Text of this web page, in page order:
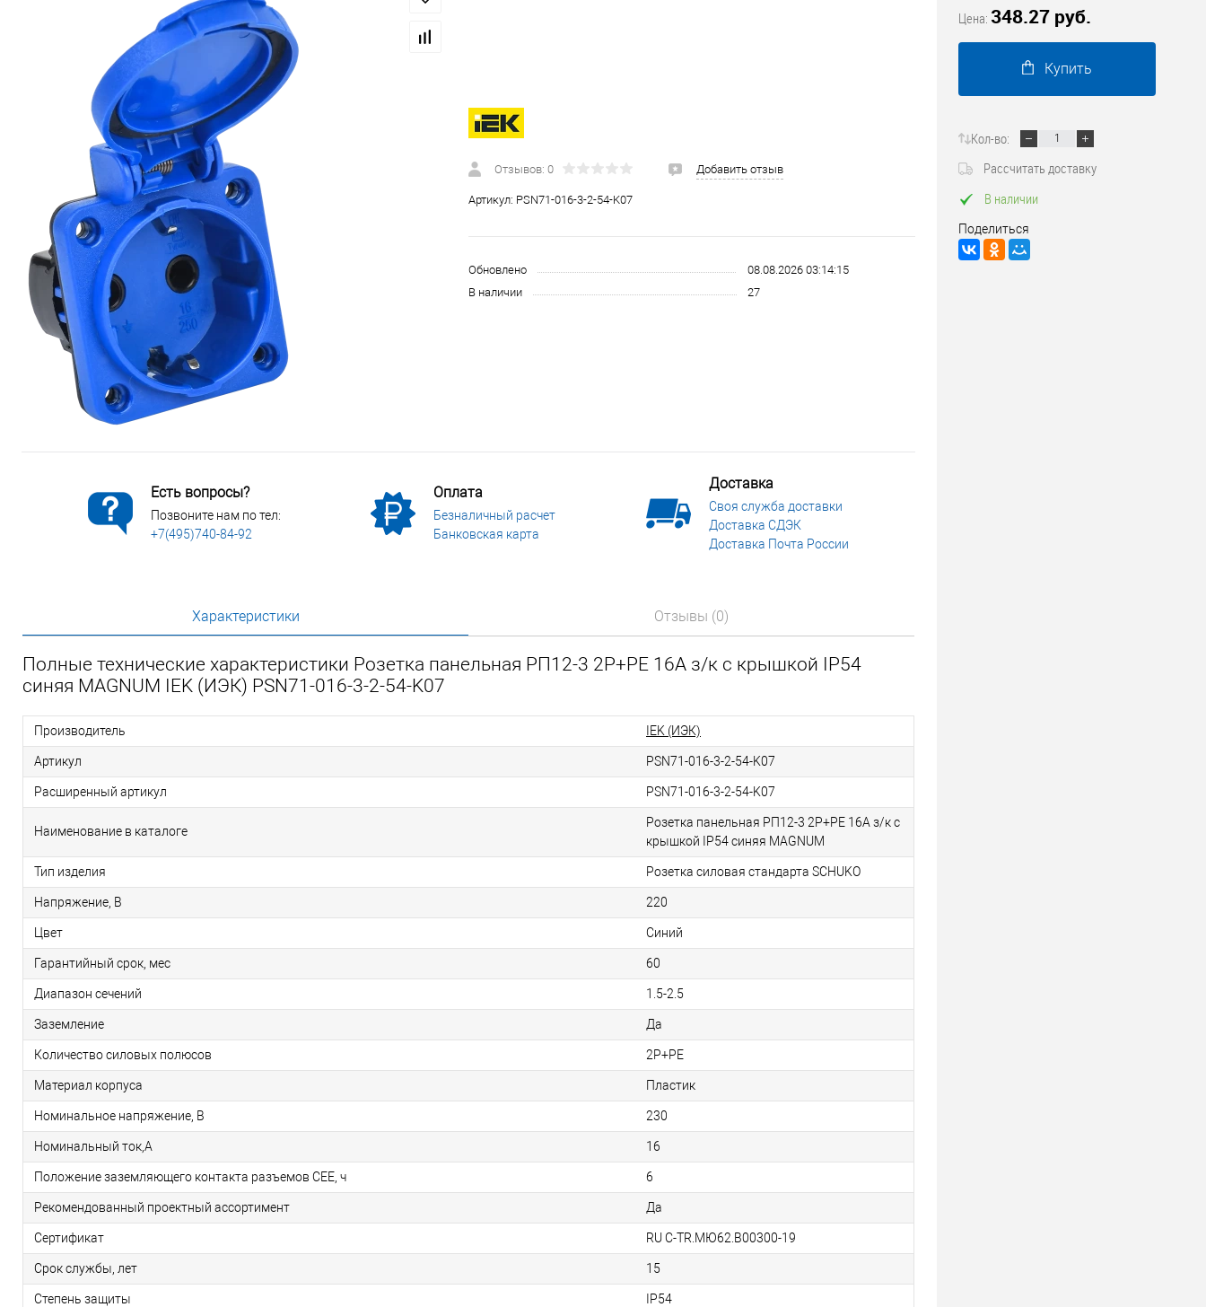
Сопутствующие товары Трубопроводные системы
Электромонтажные изделия
Отзывов: 0 Добавить отзыв
Артикул: PSN71-016-3-2-54-K07
Обновлено
08.08.2026 03:14:15
В наличии
27
Есть вопросы?
Позвоните нам по тел:
+7(495)740-84-92
Оплата
Безналичный расчет
Банковская карта
Доставка
Своя служба доставки
Доставка СДЭК
Доставка Почта России
Характеристики Отзывы (0)
Полные технические характеристики Розетка панельная РП12-3 2Р+РЕ 16А з/к с крышкой IP54
синяя MAGNUM IEK (ИЭК) PSN71-016-3-2-54-K07
Производитель IEK (ИЭК)
Артикул PSN71-016-3-2-54-K07
Расширенный артикул PSN71-016-3-2-54-K07
Наименование в каталоге
Розетка панельная РП12-3 2Р+РЕ 16А з/к с
крышкой IP54 синяя MAGNUM
Тип изделия Розетка силовая стандарта SCHUKO
Напряжение, В 220
Цвет Синий
Гарантийный срок, мес 60
Диапазон сечений 1.5-2.5
Заземление Да
Количество силовых полюсов 2P+PE
Материал корпуса Пластик
Номинальное напряжение, В 230
Номинальный ток,А 16
Положение заземляющего контакта разъемов CEE, ч 6
Рекомендованный проектный ассортимент Да
Сертификат RU C-TR.МЮ62.B00300-19
Срок службы, лет 15
Степень защиты IP54
Цена: 348.27 руб.
Купить
Кол-во:
Рассчитать доставку
В наличии
Поделиться